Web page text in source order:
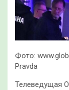
Фото:
Pravda
Телеведущая